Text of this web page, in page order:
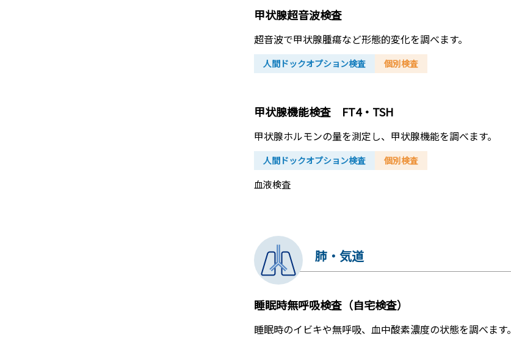
甲状腺超音波検査
超音波で甲状腺腫瘍など形態的変化を調べます。
人間ドックオプション検査 個別検査
甲状腺機能検査 FT4・TSH
甲状腺ホルモンの量を測定し、甲状腺機能を調べます。
人間ドックオプション検査 個別検査
血液検査
肺・気道
睡眠時無呼吸検査（自宅検査）
睡眠時のイビキや無呼吸、血中酸素濃度の状態を調べます。